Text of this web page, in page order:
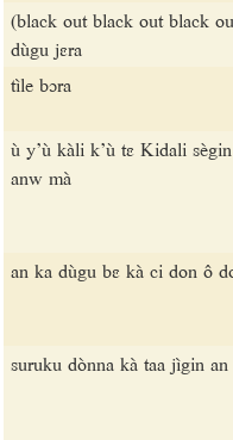
(black out black out black
dùgu jɛra
tìle bɔra
ù y’ù kàli k’ù tɛ Kidali sègin
anw mà
an ka dùgu bɛ kà ci don ô
suruku dònna kà taa jìgin an